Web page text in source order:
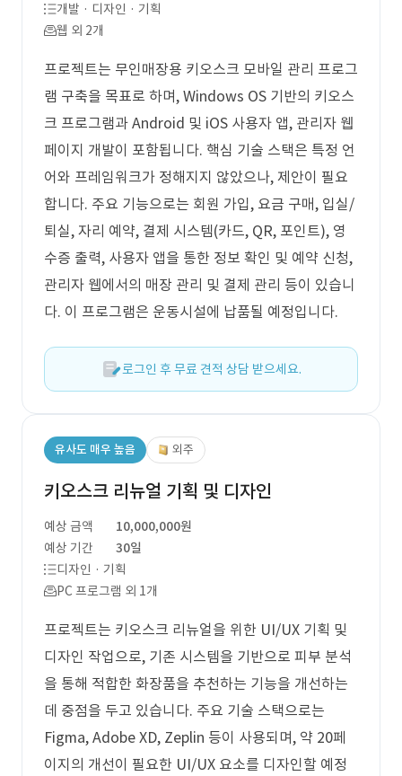
개발 · 디자인 · 기획
웹 외 2개
프로젝트는 무인매장용 키오스크 모바일 관리 프로그
램 구축을 목표로 하며, Windows OS 기반의 키오스
크 프로그램과 Android 및 iOS 사용자 앱, 관리자 웹
페이지 개발이 포함됩니다. 핵심 기술 스택은 특정 언
어와 프레임워크가 정해지지 않았으나, 제안이 필요
합니다. 주요 기능으로는 회원 가입, 요금 구매, 입실/
퇴실, 자리 예약, 결제 시스템(카드, QR, 포인트), 영
수증 출력, 사용자 앱을 통한 정보 확인 및 예약 신청,
관리자 웹에서의 매장 관리 및 결제 관리 등이 있습니
다. 이 프로그램은 운동시설에 납품될 예정입니다.
로그인 후 무료 견적 상담 받으세요.
유사도 매우 높음 외주
키오스크 리뉴얼 기획 및 디자인
예상 금액
10,000,000원
예상 기간
30일
디자인 · 기획
PC 프로그램 외 1개
프로젝트는 키오스크 리뉴얼을 위한 UI/UX 기획 및
디자인 작업으로, 기존 시스템을 기반으로 피부 분석
을 통해 적합한 화장품을 추천하는 기능을 개선하는
데 중점을 두고 있습니다. 주요 기술 스택으로는
Figma, Adobe XD, Zeplin 등이 사용되며, 약 20페
이지의 개선이 필요한 UI/UX 요소를 디자인할 예정